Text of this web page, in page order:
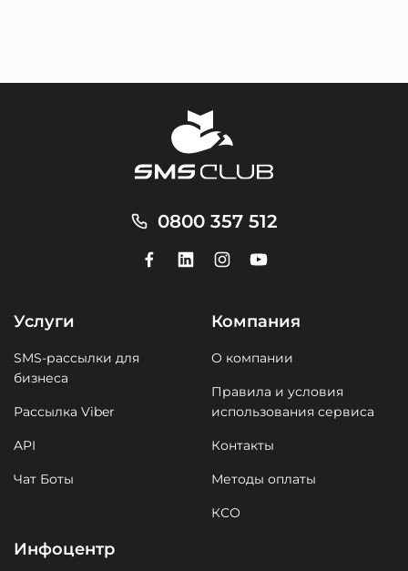
0800 357 512
Услуги
SMS-рассылки для
бизнеса
Рассылка Viber
API
Чат Боты
Компания
О компании
Правила и условия
использования сервиса
Контакты
Методы оплаты
КСО
Инфоцентр